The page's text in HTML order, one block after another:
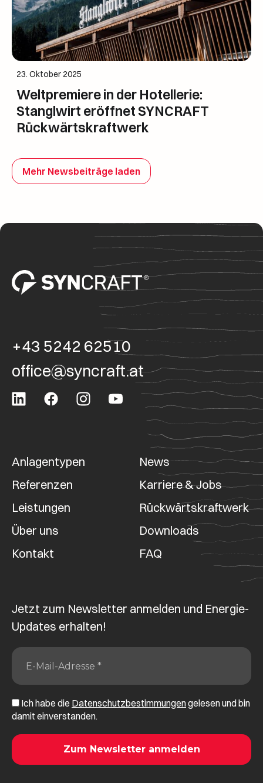
23. Oktober 2025
Weltpremiere in der Hotellerie:
Stanglwirt eröffnet SYNCRAFT
Rückwärtskraftwerk
Mehr Newsbeiträge laden
+43 5242 62510
office@syncraft.at
Anlagentypen
Referenzen
Leistungen
Über uns
Kontakt
News
Karriere & Jobs
Rückwärtskraftwerk
Downloads
FAQ
Jetzt zum Newsletter anmelden und Energie-
Updates erhalten!
Ich habe die Datenschutzbestimmungengelesen und bin
damit einverstanden.